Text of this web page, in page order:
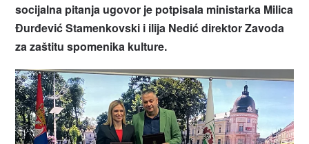
socijalna pitanja ugovor je potpisala ministarka Milica
Đurđević Stamenkovski i ilija Nedić direktor Zavoda
za zaštitu spomenika kulture.